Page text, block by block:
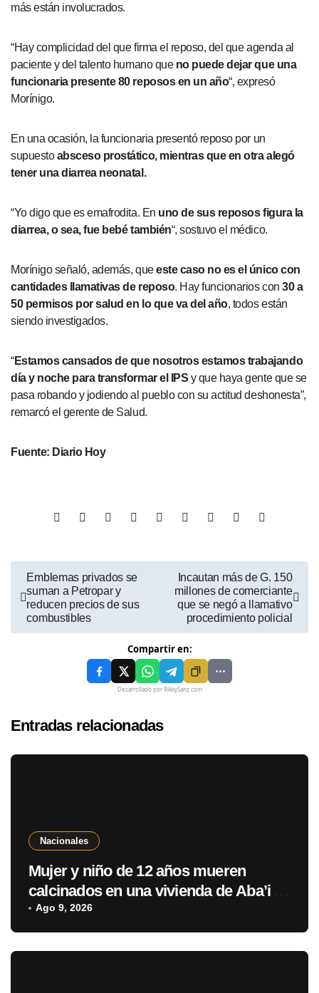
más están involucrados.
“Hay complicidad del que firma el reposo, del que agenda al
paciente y del talento humano que no puede dejar que una
funcionaria presente 80 reposos en un año“, expresó
Morínigo.
En una ocasión, la funcionaria presentó reposo por un
supuestoabsceso prostático, mientras que en otra alegó
tener una diarrea neonatal.
“Yo digo que es emafrodita. En uno de sus reposos figura la
diarrea, o sea, fue bebé también“, sostuvo el médico.
Morínigo señaló, además, queeste caso no es el único con
cantidades llamativas de reposo. Hay funcionarios con 30 a
50 permisos por salud en lo que va del año, todos están
siendo investigados.
“Estamos cansados de que nosotros estamos trabajando
día y noche para transformar el IPS y que haya gente que se
pasa robando y jodiendo al pueblo con su actitud deshonesta”,
remarcó el gerente de Salud.
Fuente: Diario Hoy
Emblemas privados se
suman a Petropar y
reducen precios de sus
combustibles
Incautan más de G. 150
millones de comerciante
que se negó a llamativo
procedimiento policial
Compartir en:
Desarrollado por RikkySanz.com
Entradas relacionadas
Nacionales
Mujer y niño de 12 años mueren
calcinados en una vivienda de Aba’i y
hay un sospechoso aprehendido
Ago 9, 2026